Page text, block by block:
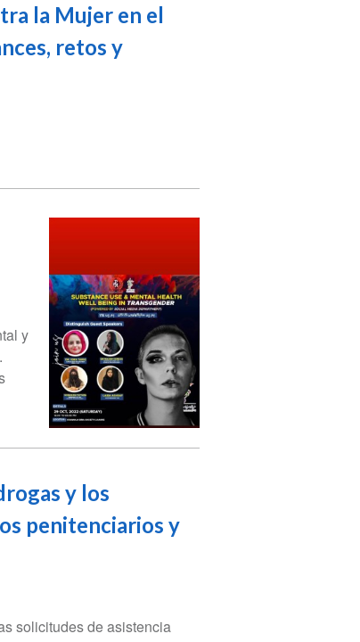
la Mujer en el
retos y
y
y los
penitenciarios y
solicitudes de asistencia